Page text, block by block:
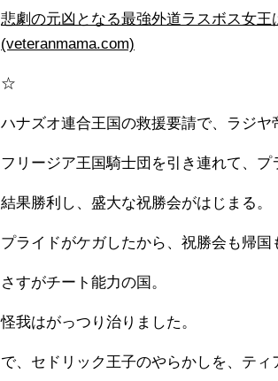
悲劇の元凶となる最強外道ラスボス女
(veteranmama.com)
☆
ハナズオ連合王国の救援要請で、ラジ
フリージア王国騎士団を引き連れて、プ
結果勝利し、盛大な祝勝会がはじまる。
プライドがケガしたから、祝勝会も帰国
さすがチート能力の国。
怪我はがっつり治りました。
で、セドリック王子のやらかしを、テ